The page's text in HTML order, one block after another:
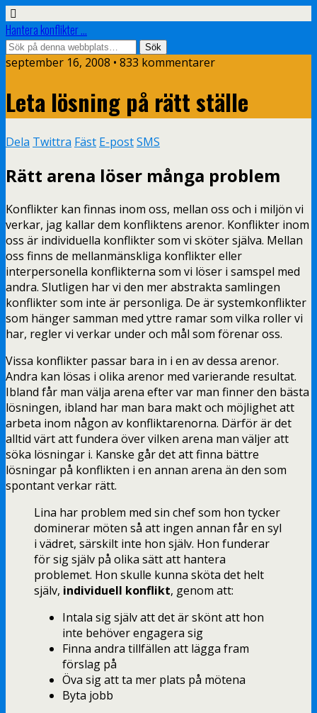
Hantera konflikter ...
september 16, 2008 • 833 kommentarer
Leta lösning på rätt ställe
Dela Twittra Fäst E-postSMS
Rätt arena löser många problem
Konflikter kan finnas inom oss, mellan oss och i miljön vi
verkar, jag kallar dem konfliktens arenor. Konflikter inom
oss är individuella konflikter som vi sköter själva. Mellan
oss finns de mellanmänskliga konflikter eller
interpersonella konflikterna som vi löser i samspel med
andra. Slutligen har vi den mer abstrakta samlingen
konflikter som inte är personliga. De är systemkonflikter
som hänger samman med yttre ramar som vilka roller vi
har, regler vi verkar under och mål som förenar oss.
Vissa konflikter passar bara in i en av dessa arenor.
Andra kan lösas i olika arenor med varierande resultat.
Ibland får man välja arena efter var man finner den bästa
lösningen, ibland har man bara makt och möjlighet att
arbeta inom någon av konfliktarenorna. Därför är det
alltid värt att fundera över vilken arena man väljer att
söka lösningar i. Kanske går det att finna bättre
lösningar på konflikten i en annan arena än den som
spontant verkar rätt.
Lina har problem med sin chef som hon tycker
dominerar möten så att ingen annan får en syl
i vädret, särskilt inte hon själv. Hon funderar
för sig själv på olika sätt att hantera
problemet. Hon skulle kunna sköta det helt
själv, individuell konflikt, genom att:
Intala sig själv att det är skönt att hon
inte behöver engagera sig
Finna andra tillfällen att lägga fram
förslag på
Öva sig att ta mer plats på mötena
Byta jobb